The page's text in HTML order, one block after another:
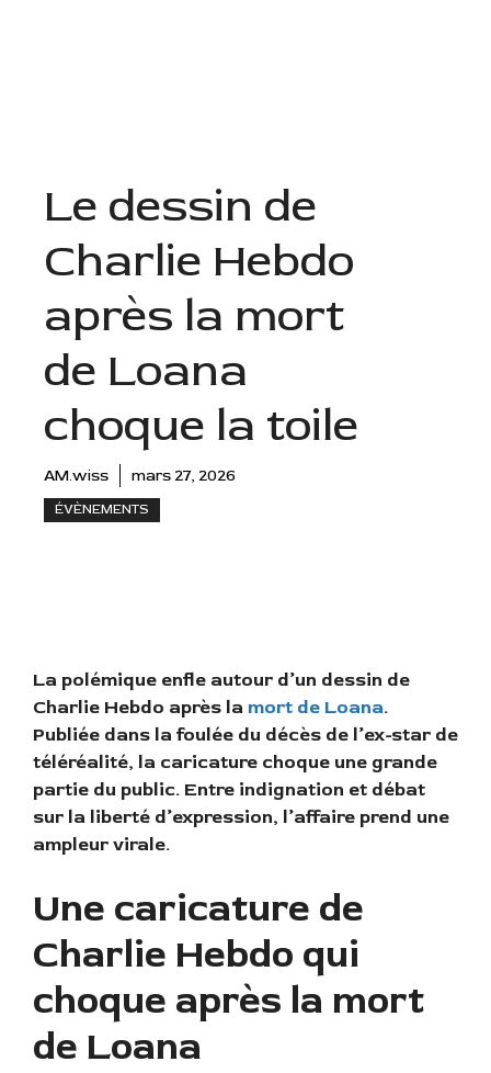
Le dessin de
Charlie Hebdo
après la mort
de Loana
choque la toile
AM.wiss mars 27, 2026
ÉVÈNEMENTS
La polémique enfle autour d’un dessin de
Charlie Hebdo après la mort de Loana.
Publiée dans la foulée du décès de l’ex-star de
téléréalité, la caricature choque une grande
partie du public. Entre indignation et débat
sur la liberté d’expression, l’affaire prend une
ampleur virale.
Une caricature de
Charlie Hebdo qui
choque après la mort
de Loana